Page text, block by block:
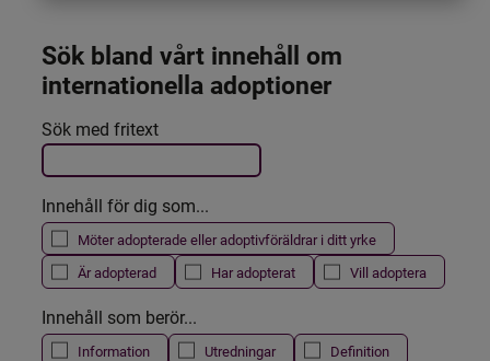
Sök bland vårt innehåll om
internationella adoptioner
Filtrera resultatet
Det här formuläret postas automatiskt
Sök med fritext
Innehåll för dig som...
Möter adopterade eller adoptivföräldrar i ditt yrke
Är adopterad
Har adopterat Vill adoptera
Innehåll som berör...
Information Utredningar
Definition